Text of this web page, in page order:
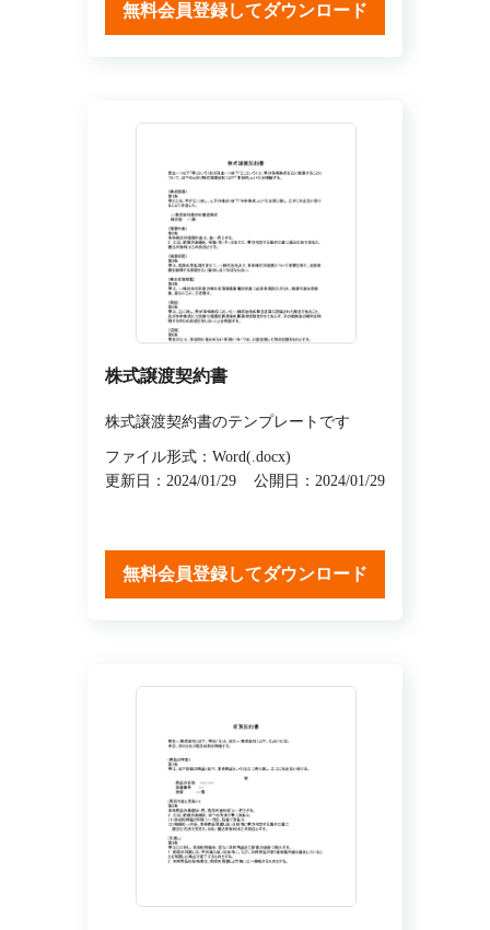
無料会員登録してダウンロード
株式譲渡契約書
株式譲渡契約書のテンプレートです
ファイル形式：Word(.docx)
更新日：2024/01/29
公開日：2024/01/29
無料会員登録してダウンロード